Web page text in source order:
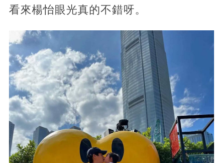
看來楊怡眼光真的不錯呀。